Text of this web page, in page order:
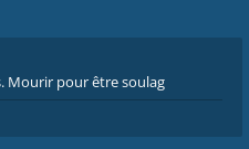
Mourir pour être soulag